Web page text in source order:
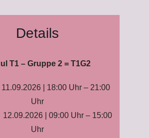
Details
T1 – Gruppe 2 = T1G2
11.09.2026 | 18:00 Uhr – 21:00
Uhr
12.09.2026 | 09:00 Uhr – 15:00
Uhr